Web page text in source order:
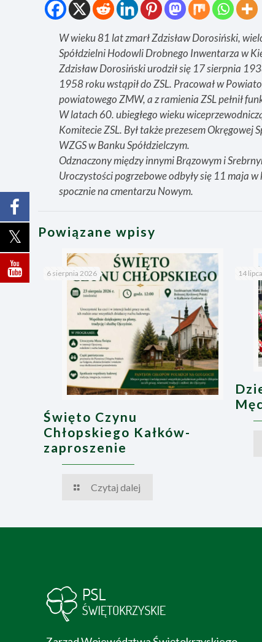
W wieku 81 lat zmarł Zdzisław Dorosiński,
Spółdzielni Hodowli Drobnego Inwentarza w
Zdzisław Dorosiński urodził się 17 sierpnia
1958 roku wstąpił do ZSL. Pracował w
powiatowego ZMW, a z ramienia ZSL pełnił
W latach 60. ubiegłego wieku
Komitecie ZSL. Był także prezesem
WZGS w Banku Spółdzielczym.
Odznaczony między innymi Brązowym i
Uroczystości pogrzebowe odbyły się 11 maja
spocznie na cmentarzu Nowym.
Powiązane wpisy
6 sierpnia 2026
Święto Czynu
Chłopskiego Kałków-
zaproszenie
Czytaj dalej
14